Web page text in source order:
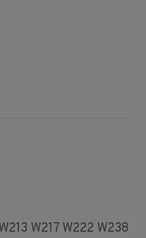
W217 W222 W238